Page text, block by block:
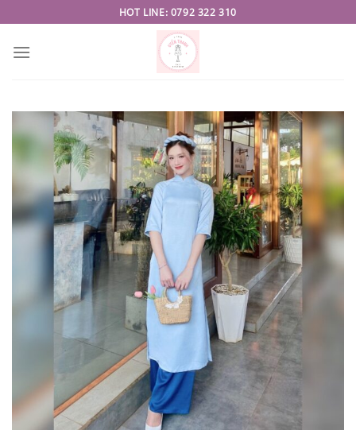
to
content
HOT LINE: 0792 322 310